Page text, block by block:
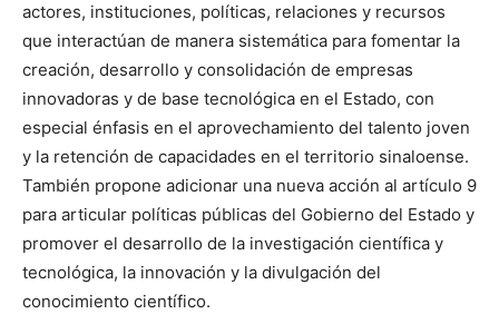
actores, instituciones, políticas, relaciones y recursos
que interactúan de manera sistemática para fomentar la
creación, desarrollo y consolidación de empresas
innovadoras y de base tecnológica en el Estado, con
especial énfasis en el aprovechamiento del talento joven
y la retención de capacidades en el territorio sinaloense.
También propone adicionar una nueva acción al artículo 9
para articular políticas públicas del Gobierno del Estado y
promover el desarrollo de la investigación científica y
tecnológica, la innovación y la divulgación del
conocimiento científico.